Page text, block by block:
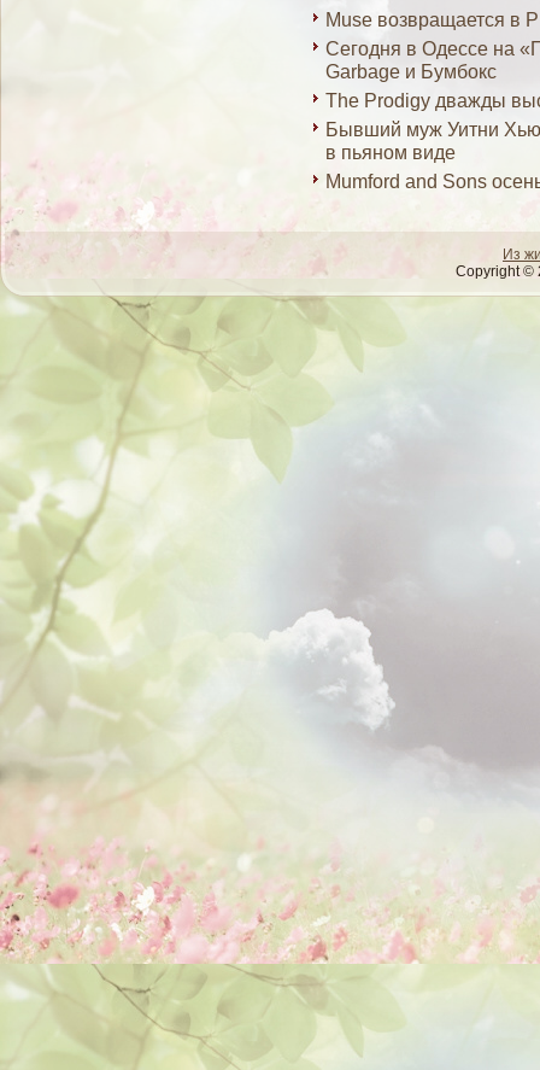
Muse возвращается в
Сегодня в Одессе на
Garbage и Бумбокс
The Prodigy дважды
Бывший муж Уитни
в пьяном виде
Mumford and Sons
Из
Copyright ©